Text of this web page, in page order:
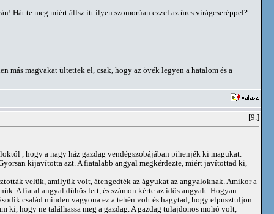
Hát te meg miért állsz itt ilyen szomorúan ezzel az üres virágcseréppel?
más magvakat ültettek el, csak, hogy az övék legyen a hatalom és a
[9.]
, hogy a nagy ház gazdag vendégszobájában pihenjék ki magukat.
kijavította azt. A fiatalabb angyal megkérdezte, miért javítottad ki,
velük, amilyük volt, átengedték az ágyukat az angyaloknak. Amikor a
A fiatal angyal dühös lett, és számon kérte az idős angyalt. Hogyan
család minden vagyona ez a tehén volt és hagytad, hogy elpusztuljon.
hogy ne találhassa meg a gazdag. A gazdag tulajdonos mohó volt,